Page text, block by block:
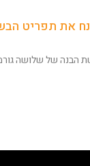
את תפריט
של שלושה